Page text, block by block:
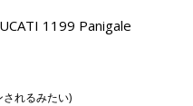
1199 Panigale
されるみたい)